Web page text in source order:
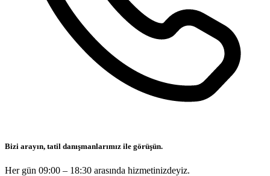
Bizi arayın, tatil danışmanlarımız ile görüşün.
Her gün 09:00 – 18:30 arasında hizmetinizdeyiz.